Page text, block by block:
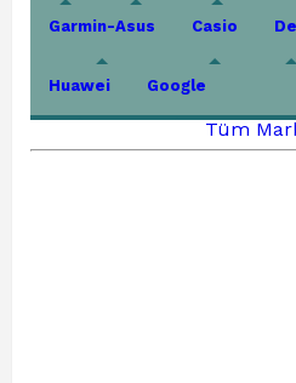
Garmin-Asus Casio
Huawei Google
Tüm